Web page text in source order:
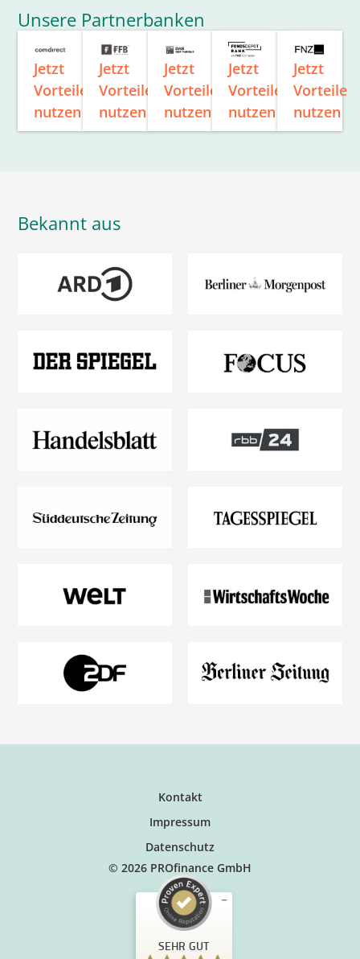
Unsere Partnerbanken
Jetzt
Vorteile
nutzen
Jetzt
Vorteile
nutzen
Jetzt
Vorteile
nutzen
Jetzt
Vorteile
nutzen
Jetzt
Vorteile
nutzen
Bekannt aus
Kontakt
Impressum
Datenschutz
© 2026 PROfinance GmbH
SEHR GUT